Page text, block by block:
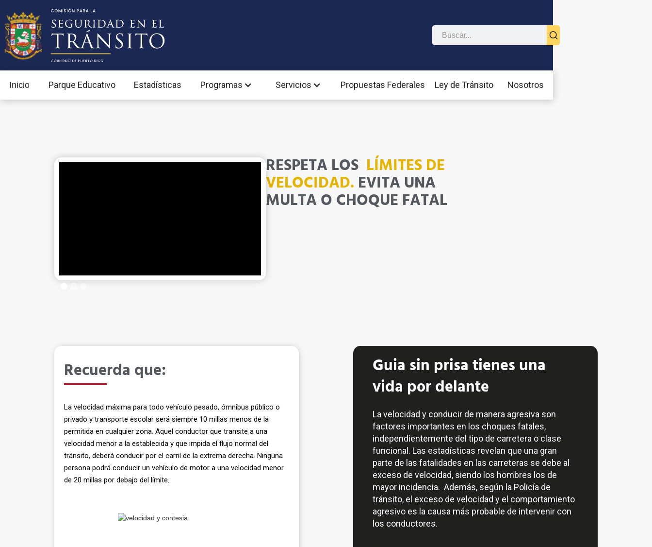
Inicio Parque Educativo Estadísticas Programas Servicios Propuestas Federales Ley de Tránsito Nosotros
RESPETA LOS LÍMITES DE
VELOCIDAD. EVITA UNA
MULTA O CHOQUE FATAL
Recuerda que:
La velocidad máxima para todo vehículo pesado, ómnibus público o
privado y transporte escolar será siempre 10 millas menos de la
permitida en cualquier zona. Aquel conductor que transite a una
velocidad menor a la establecida y que impida el flujo normal del
tránsito, deberá conducir por el carril de la extrema derecha. Ninguna
persona podrá conducir un vehículo de motor a una velocidad menor
de 20 millas por debajo del límite.
Guia sin prisa tienes una
vida por delante
La velocidad y conducir de manera agresiva son
factores importantes en los choques fatales,
independientemente del tipo de carretera o clase
funcional. Las estadísticas revelan que una gran
parte de las fatalidades en las carreteras se debe al
exceso de velocidad, siendo los hombres los de
mayor incidencia. Además, según la Policía de
tránsito, el exceso de velocidad y el comportamiento
agresivo es la causa más probable de intervenir con
los conductores.